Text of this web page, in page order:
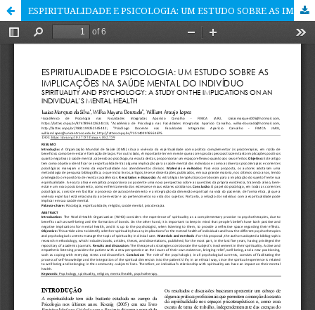
ESPIRITUALIDADE E PSICOLOGIA: UM ESTUDO SOBRE AS IMPLICAÇÕES NA SAÚDE MENTAL DO INDIVÍDUO